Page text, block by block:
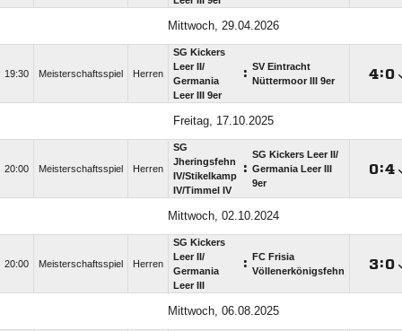
Mittwoch, 29.04.2026
19:30 Meisterschaftsspiel Herren
SG Kickers
Leer II/​
Germania
Leer III 9er
: SV Eintracht
Nüttermoor III 9er
:
Freitag, 17.10.2025
20:00 Meisterschaftsspiel Herren
SG
Jheringsfehn
IV/​Stikelkamp
IV/​Timmel IV
:
SG Kickers Leer II/​
Germania Leer III
9er
:
Mittwoch, 02.10.2024
20:00 Meisterschaftsspiel Herren
SG Kickers
Leer II/​
Germania
Leer III
:
FC Frisia
Völlenerkönigsfehn
:
Mittwoch, 06.08.2025